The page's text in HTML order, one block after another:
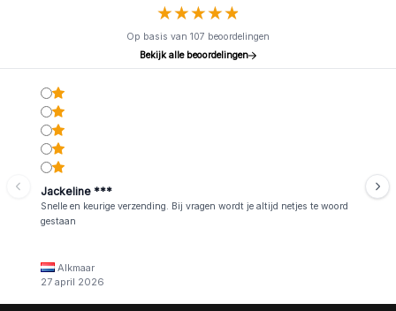
★★★★★
★★★★★
Op basis van 107 beoordelingen
Bekijk alle beoordelingen
Jackeline ***
Snelle en keurige verzending. Bij vragen wordt je altijd netjes te woord
gestaan
Alkmaar
27 april 2026